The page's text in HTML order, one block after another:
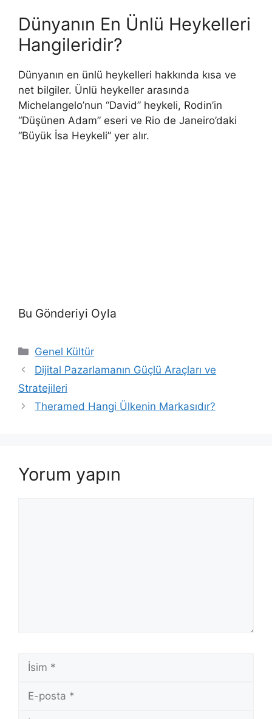
Dünyanın En Ünlü Heykelleri
Hangileridir?
Dünyanın en ünlü heykelleri hakkında kısa ve
net bilgiler. Ünlü heykeller arasında
Michelangelo’nun “David” heykeli, Rodin’in
“Düşünen Adam” eseri ve Rio de Janeiro’daki
“Büyük İsa Heykeli” yer alır.
Bu Gönderiyi Oyla
Kategoriler
Genel Kültür
Dijital Pazarlamanın Güçlü Araçları ve
Stratejileri
Theramed Hangi Ülkenin Markasıdır?
Yorum yapın
İsim
posta